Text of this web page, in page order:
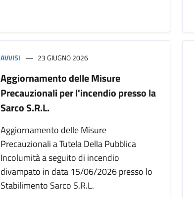
AVVISI 23 GIUGNO 2026
Aggiornamento delle Misure
Precauzionali per l'incendio presso la
Sarco S.R.L.
Aggiornamento delle Misure
Precauzionali a Tutela Della Pubblica
Incolumità a seguito di incendio
divampato in data 15/06/2026 presso lo
Stabilimento Sarco S.R.L.